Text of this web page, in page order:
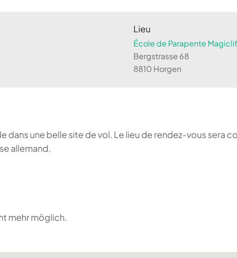
Lieu
École de Parapente
Bergstrasse 68
8810 Horgen
dans une belle site de vol. Le lieu de rendez-vous sera
allemand.
mehr möglich.